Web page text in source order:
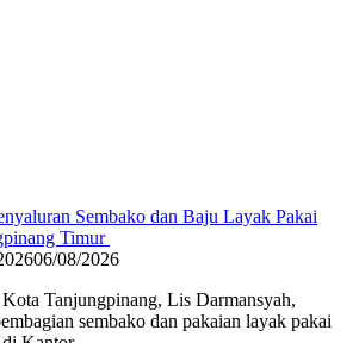
Sembako dan Baju Layak Pakai
Timur
06/08/2026
Tanjungpinang, Lis Darmansyah,
sembako dan pakaian layak pakai